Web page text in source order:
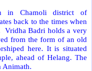
in Chamoli district of
back to the times when
Vridha Badri holds a very
from the form of an old
here. It is situated
ahead of Helang. The
Animath.